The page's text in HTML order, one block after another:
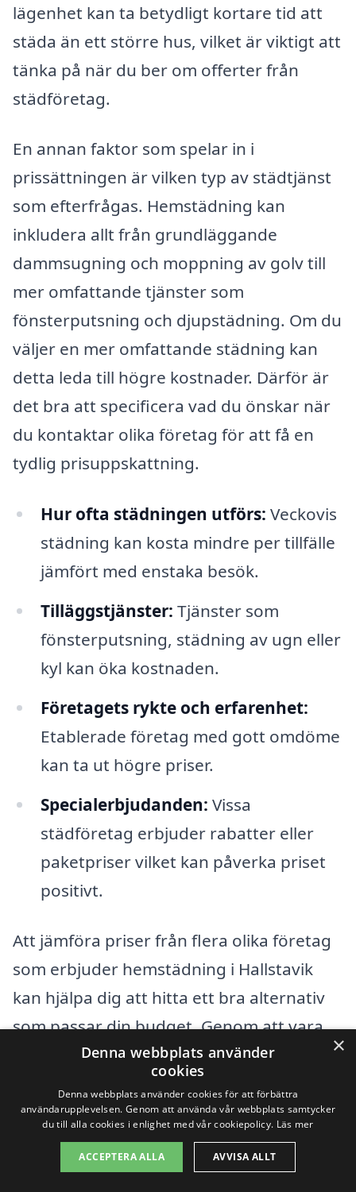
lägenhet kan ta betydligt kortare tid att
städa än ett större hus, vilket är viktigt att
tänka på när du ber om offerter från
städföretag.
En annan faktor som spelar in i
prissättningen är vilken typ av städtjänst
som efterfrågas. Hemstädning kan
inkludera allt från grundläggande
dammsugning och moppning av golv till
mer omfattande tjänster som
fönsterputsning och djupstädning. Om du
väljer en mer omfattande städning kan
detta leda till högre kostnader. Därför är
det bra att specificera vad du önskar när
du kontaktar olika företag för att få en
tydlig prisuppskattning.
Hur ofta städningen utförs: Veckovis
städning kan kosta mindre per tillfälle
jämfört med enstaka besök.
Tilläggstjänster: Tjänster som
fönsterputsning, städning av ugn eller
kyl kan öka kostnaden.
Företagets rykte och erfarenhet:
Etablerade företag med gott omdöme
kan ta ut högre priser.
Specialerbjudanden: Vissa
städföretag erbjuder rabatter eller
paketpriser vilket kan påverka priset
positivt.
Att jämföra priser från flera olika företag
som erbjuder hemstädning i Hallstavik
kan hjälpa dig att hitta ett bra alternativ
som passar din budget. Genom att vara
tydlig med dina behov och önskemål kan
du få mer exakta och konkurrenskraftiga
offerter. Tänk också på att läsa
recensioner och få rekommendationer för
att säkerställa att du väljer ett pålitligt
×
Denna webbplats använder
cookies
Denna webbplats använder cookies för att förbättra
användarupplevelsen. Genom att använda vår webbplats samtycker
du till alla cookies i enlighet med vår cookiepolicy. Läs mer
ACCEPTERA ALLA AVVISA ALLT